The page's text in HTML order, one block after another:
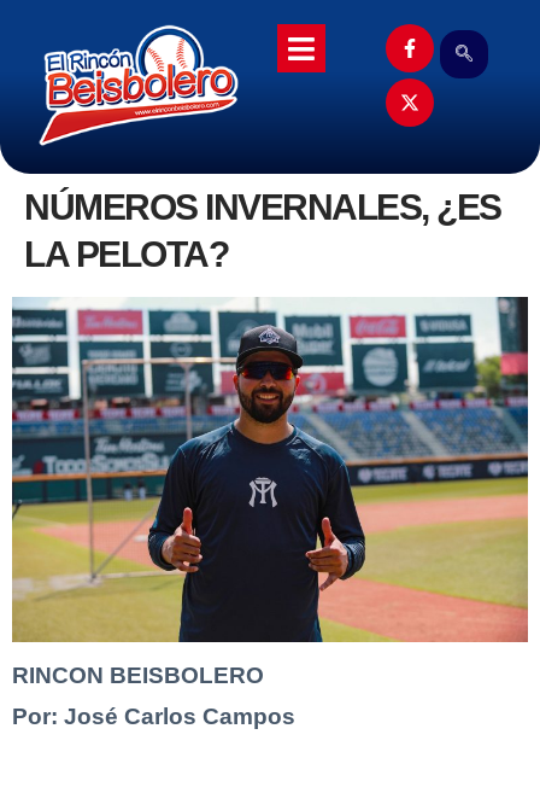
NÚMEROS INVERNALES, ¿ES
LA PELOTA?
RINCON BEISBOLERO
Por: José Carlos Campos